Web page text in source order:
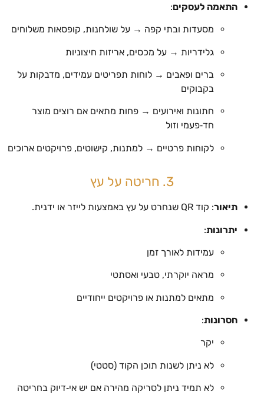
התאמה לעסקים:
מסעדות ובתי קפה → על שולחנות, קופסאות משלוחים
גלידריות → על מכסים, אריזות חיצוניות
ברים ופאבים → לוחות תפריטים עמידים, מדבקות על
בקבוקים
חתונות ואירועים → פחות מתאים אם רוצים מוצר
חד‑פעמי וזול
לקוחות פרטיים → למתנות, קישוטים, פרויקטים ארוכים
3. חריטה על עץ
תיאור: קוד QR שנחרט על עץ באמצעות לייזר או ידנית.
יתרונות:
עמידות לאורך זמן
מראה יוקרתי, טבעי ואסתטי
מתאים למתנות או פרויקטים ייחודיים
חסרונות:
יקר
לא ניתן לשנות תוכן הקוד (סטטי)
לא תמיד ניתן לסריקה מהירה אם יש אי‑דיוק בחריטה